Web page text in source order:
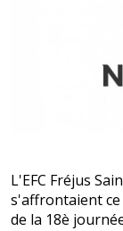
L'EFC Fréjus
s'affrontaient ce
de la 18è